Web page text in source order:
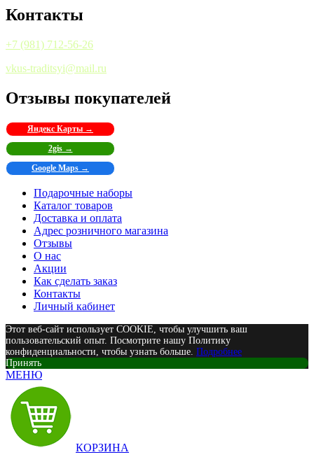
Контакты
+7 (981) 712-56-26
vkus-traditsyi@mail.ru
Отзывы покупателей
Яндекс Карты →
2gis →
Google Maps →
Подарочные наборы
Каталог товаров
Доставка и оплата
Адрес розничного магазина
Отзывы
О нас
Акции
Как сделать заказ
Контакты
Личный кабинет
Этот веб-сайт использует COOKIE, чтобы улучшить ваш
пользовательский опыт. Посмотрите нашу Политику
конфиденциальности, чтобы узнать больше. Подробнее
Принять
МЕНЮ
КОРЗИНА